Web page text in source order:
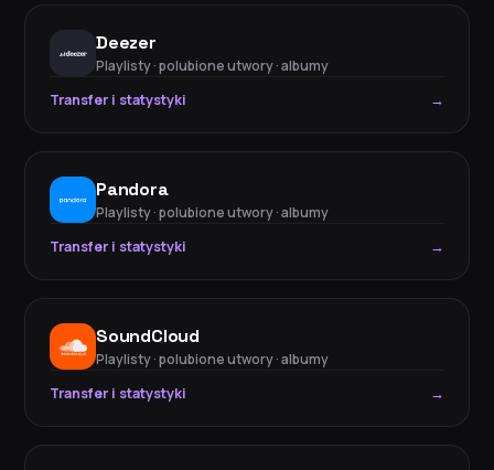
Deezer
Playlisty · polubione utwory · albumy
Transfer i statystyki
→
Pandora
Playlisty · polubione utwory · albumy
Transfer i statystyki
→
SoundCloud
Playlisty · polubione utwory · albumy
Transfer i statystyki
→